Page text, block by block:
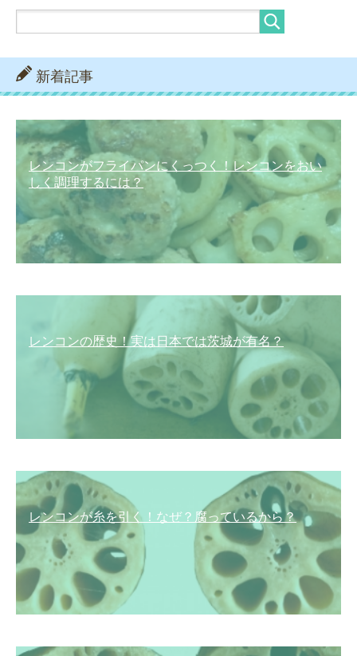
新着記事
レンコンがフライパンにくっつく！レンコンをおい
しく調理するには？
レンコンの歴史！実は日本では茨城が有名？
レンコンが糸を引く！なぜ？腐っているから？